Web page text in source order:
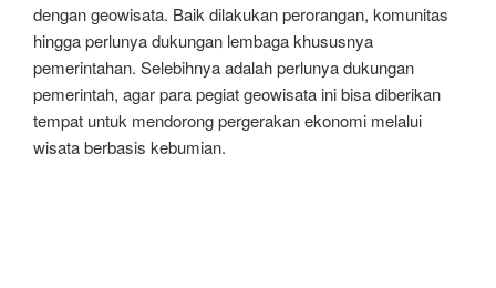
dengan geowisata. Baik dilakukan perorangan, komunitas
hingga perlunya dukungan lembaga khususnya
pemerintahan. Selebihnya adalah perlunya dukungan
pemerintah, agar para pegiat geowisata ini bisa diberikan
tempat untuk mendorong pergerakan ekonomi melalui
wisata berbasis kebumian.